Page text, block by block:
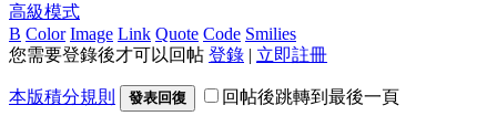
高級模式
B Color Image Link Quote Code Smilies
您需要登錄後才可以回帖 登錄 | 立即註冊
本版積分規則 發表回復 回帖後跳轉到最後一頁